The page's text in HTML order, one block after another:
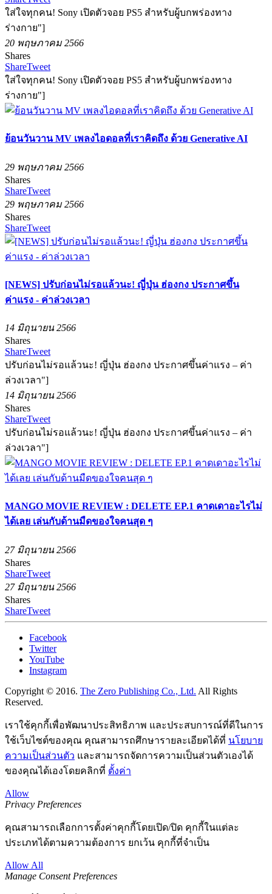
ใส่ใจทุกคน! Sony เปิดตัวจอย PS5 สำหรับผู้บกพร่องทาง
ร่างกาย"]
20 พฤษภาคม 2566
Shares
ShareTweet
ใส่ใจทุกคน! Sony เปิดตัวจอย PS5 สำหรับผู้บกพร่องทาง
ร่างกาย"]
ย้อนวันวาน MV เพลงไอดอลที่เราคิดถึง ด้วย Generative AI
29 พฤษภาคม 2566
Shares
ShareTweet
29 พฤษภาคม 2566
Shares
ShareTweet
[NEWS] ปรับก่อนไม่รอแล้วนะ! ญี่ปุ่น ฮ่องกง ประกาศขึ้น
ค่าแรง - ค่าล่วงเวลา
14 มิถุนายน 2566
Shares
ShareTweet
ปรับก่อนไม่รอแล้วนะ! ญี่ปุ่น ฮ่องกง ประกาศขึ้นค่าแรง – ค่า
ล่วงเวลา"]
14 มิถุนายน 2566
Shares
ShareTweet
ปรับก่อนไม่รอแล้วนะ! ญี่ปุ่น ฮ่องกง ประกาศขึ้นค่าแรง – ค่า
ล่วงเวลา"]
MANGO MOVIE REVIEW : DELETE EP.1 คาดเดาอะไรไม่
ได้เลย เล่นกับด้านมืดของใจคนสุด ๆ
27 มิถุนายน 2566
Shares
ShareTweet
27 มิถุนายน 2566
Shares
ShareTweet
Facebook
Twitter
YouTube
Instagram
Copyright © 2016. The Zero Publishing Co., Ltd. All Rights
Reserved.
เราใช้คุกกี้เพื่อพัฒนาประสิทธิภาพ และประสบการณ์ที่ดีในการ
ใช้เว็บไซต์ของคุณ คุณสามารถศึกษารายละเอียดได้ที่ นโยบาย
ความเป็นส่วนตัว และสามารถจัดการความเป็นส่วนตัวเองได้
ของคุณได้เองโดยคลิกที่ ตั้งค่า
Allow
Privacy Preferences
คุณสามารถเลือกการตั้งค่าคุกกี้โดยเปิด/ปิด คุกกี้ในแต่ละ
ประเภทได้ตามความต้องการ ยกเว้น คุกกี้ที่จำเป็น
Allow All
Manage Consent Preferences